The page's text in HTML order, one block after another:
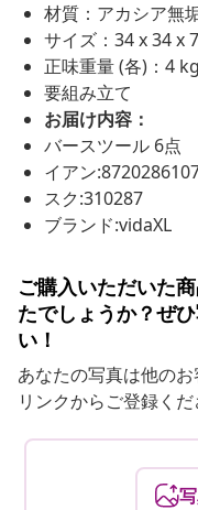
材質：アカシア無
サイズ：34 x 34 x
正味重量 (各)：4 kg
要組み立て
お届け内容：
バースツール 6点
イアン
スク:310287
ブランド:vidaXL
ご購入いただいた
たでしょうか？ぜ
い！
あなたの写真は他の
リンクからご登録くだ